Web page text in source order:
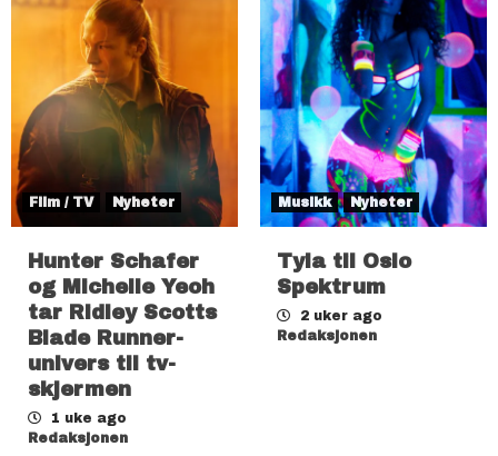
Film / TV Nyheter
Hunter Schafer
og Michelle Yeoh
tar Ridley Scotts
Blade Runner-
univers til tv-
skjermen
1 uke ago
Redaksjonen
Musikk Nyheter
Tyla til Oslo
Spektrum
2 uker ago
Redaksjonen